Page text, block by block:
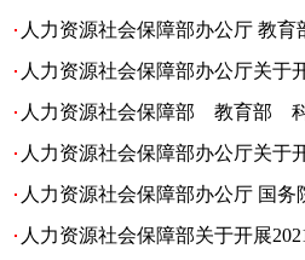
人力资源社会保障部办公厅 教
人力资源社会保障部办公厅关于
人力资源社会保障部 教育部
人力资源社会保障部办公厅关于
人力资源社会保障部办公厅 国
人力资源社会保障部关于开展